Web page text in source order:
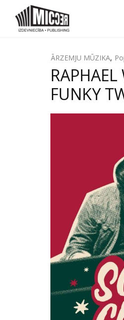
ĀRZEMJU MŪZIKA,
FUNKY